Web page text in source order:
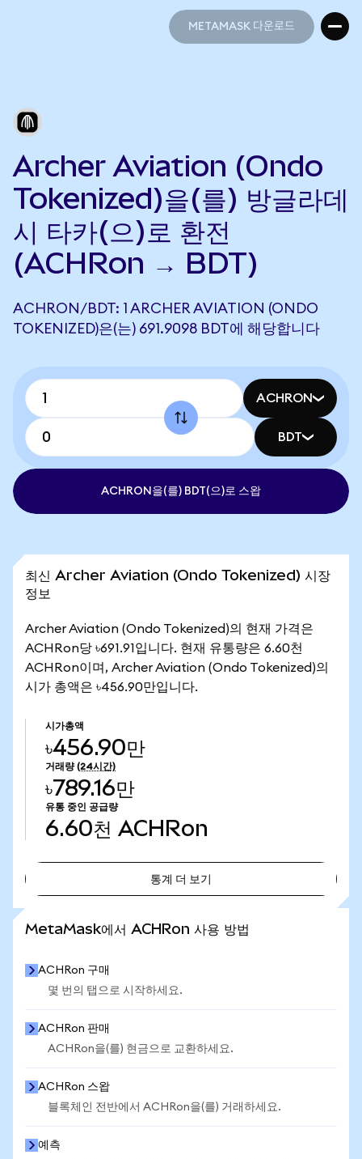
METAMASK 다운로드
Archer Aviation (Ondo
Tokenized)을(를) 방글라데
시 타카(으)로 환전
(ACHRon → BDT)
ACHRON/BDT: 1 ARCHER AVIATION (ONDO
TOKENIZED)은(는) 691.9098 BDT에 해당합니다
ACHRON
BDT
ACHRON을(를) BDT(으)로 스왑
최신 Archer Aviation (Ondo Tokenized) 시장
정보
Archer Aviation (Ondo Tokenized)의 현재 가격은
ACHRon당 ৳691.91입니다. 현재 유통량은 6.60천
ACHRon이며, Archer Aviation (Ondo Tokenized)의
시가 총액은 ৳456.90만입니다.
시가총액
৳456.90만
거래량 (24시간)
৳789.16만
유통 중인 공급량
6.60천 ACHRon
통계 더 보기
MetaMask에서 ACHRon 사용 방법
ACHRon 구매
몇 번의 탭으로 시작하세요.
ACHRon 판매
ACHRon을(를) 현금으로 교환하세요.
ACHRon 스왑
블록체인 전반에서 ACHRon을(를) 거래하세요.
예측